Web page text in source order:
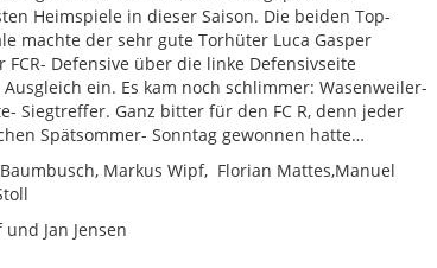
Heimspiele in dieser Saison. Die beiden Top-
machte der sehr gute Torhüter Luca Gasper
Defensive über die linke Defensivseite
ein. Es kam noch schlimmer: Wasenweiler-
Siegtreffer. Ganz bitter für den FC R, denn jeder
Spätsommer- Sonntag gewonnen hatte…
Markus Wipf, Florian Mattes,Manuel
Jan Jensen